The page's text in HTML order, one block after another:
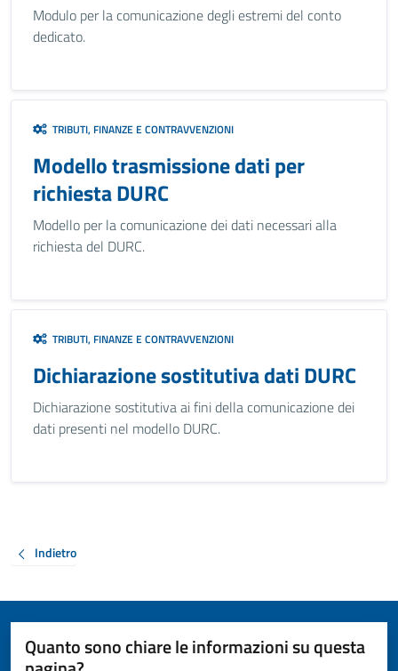
Modulo per la comunicazione degli estremi del conto
dedicato.
TRIBUTI, FINANZE E CONTRAVVENZIONI
Modello trasmissione dati per
richiesta DURC
Modello per la comunicazione dei dati necessari alla
richiesta del DURC.
TRIBUTI, FINANZE E CONTRAVVENZIONI
Dichiarazione sostitutiva dati DURC
Dichiarazione sostitutiva ai fini della comunicazione dei
dati presenti nel modello DURC.
Indietro
Quanto sono chiare le informazioni su questa